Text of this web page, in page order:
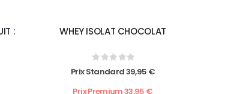
:
WHEY ISOLAT CHOCOLAT
0 out of 5
Prix Standard39,95 €
Prix Premium33,95 €